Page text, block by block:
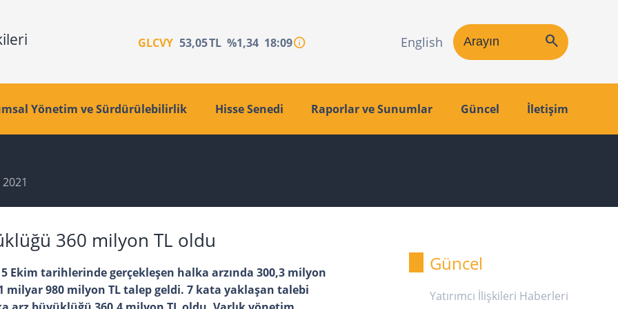
GLCVY 53,05TL %1,34 18:09info English search
Yönetim ve Sürdürülebilirlik Hisse Senedi Raporlar ve Sunumlar Güncel İletişim
360 milyon TL oldu
Ekim tarihlerinde gerçekleşen halka arzında 300,3 milyon
milyar 980 milyon TL talep geldi. 7 kata yaklaşan talebi
Güncel
Yatırımcı İlişkileri Haberleri